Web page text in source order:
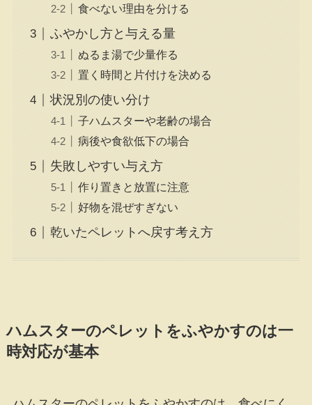
食べない理由を分ける
ふやかし方と与える量
ぬるま湯で少量作る
置く時間と片付けを決める
状況別の使い分け
子ハムスターや老齢の場合
病後や食欲低下の場合
失敗しやすい与え方
作り置きと放置に注意
好物を混ぜすぎない
乾いたペレットへ戻す考え方
ハムスターのペレットをふやかすのは一
時対応が基本